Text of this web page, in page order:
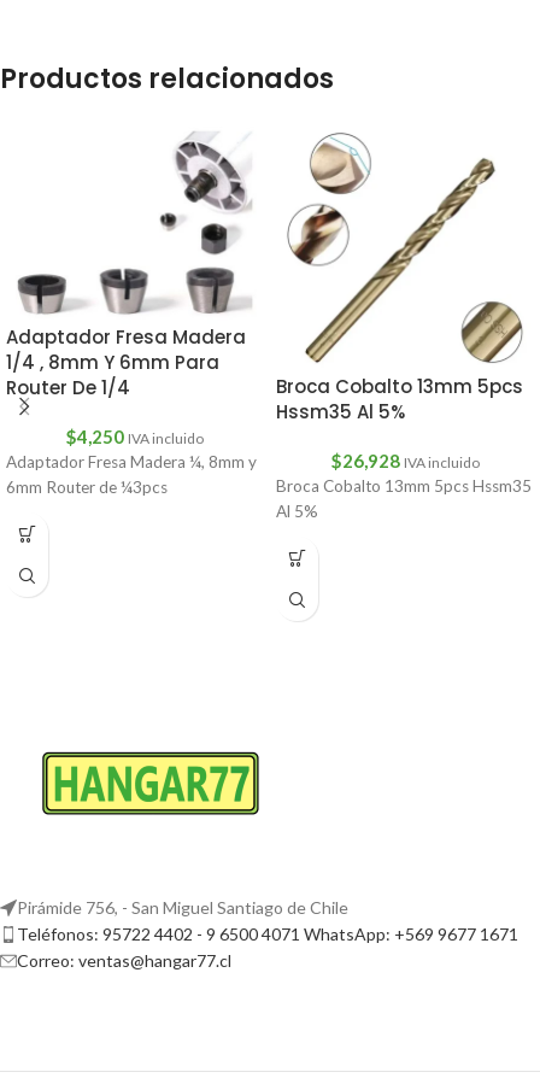
Productos relacionados
Adaptador Fresa Madera
1/4 , 8mm Y 6mm Para
Router De 1/4
$4,250 IVA incluido
Adaptador Fresa Madera ¼, 8mm y
6mm Router de ¼3pcs
Broca Cobalto 13mm 5pcs
Hssm35 Al 5%
$26,928 IVA incluido
Broca Cobalto 13mm 5pcs Hssm35
Al 5%
Pirámide 756, - San Miguel Santiago de Chile
Teléfonos: 95722 4402 - 9 6500 4071 WhatsApp: +569 9677 1671
Correo: ventas@hangar77.cl